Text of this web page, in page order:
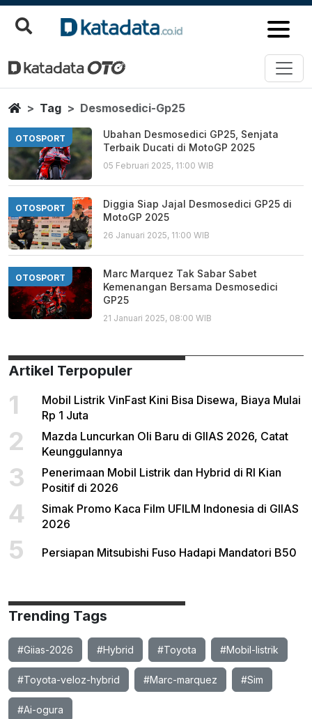
Desmosedici Gp25
Berita Terbaru
HomeTag Desmosedici-Gp25
OTOSPORT
Ubahan Desmosedici GP25, Senjata
Terbaik Ducati di MotoGP 2025
05 Februari 2025, 11:00 WIB
OTOSPORT
Diggia Siap Jajal Desmosedici GP25 di
MotoGP 2025
26 Januari 2025, 11:00 WIB
OTOSPORT
Marc Marquez Tak Sabar Sabet
Kemenangan Bersama Desmosedici
GP25
21 Januari 2025, 08:00 WIB
Artikel Terpopuler
1
Mobil Listrik VinFast Kini Bisa Disewa, Biaya Mulai
Rp 1 Juta
2
Mazda Luncurkan Oli Baru di GIIAS 2026, Catat
Keunggulannya
3
Penerimaan Mobil Listrik dan Hybrid di RI Kian
Positif di 2026
4
Simak Promo Kaca Film UFILM Indonesia di GIIAS
2026
5 Persiapan Mitsubishi Fuso Hadapi Mandatori B50
Trending Tags
#Giias-2026 #Hybrid #Toyota #Mobil-listrik
#Toyota-veloz-hybrid #Marc-marquez #Sim
#Ai-ogura